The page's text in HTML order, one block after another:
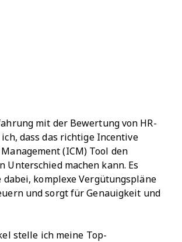
mit der Bewertung von HR-
dass das richtige Incentive
(ICM) Tool den
Unterschied machen kann. Es
komplexe Vergütungspläne
und sorgt für Genauigkeit und
stelle ich meine Top-